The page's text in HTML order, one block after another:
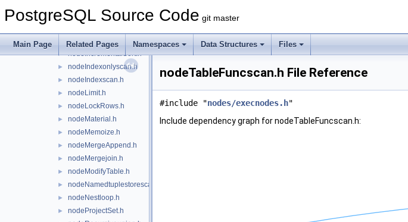
PostgreSQL Source Code git master
Main Page Related Pages Namespaces Data Structures Files
► nodeGroup.h
nodeHashjoin.h
► nodeIncrementalSort.h
► nodeIndexonlyscan.h
► nodeIndexscan.h
► nodeLimit.h
► nodeLockRows.h
► nodeMaterial.h
► nodeMemoize.h
► nodeMergeAppend.h
► nodeMergejoin.h
► nodeModifyTable.h
► nodeNamedtuplestorescan.h
► nodeNestloop.h
► nodeProjectSet.h
nodeTableFuncscan.h File Reference
#include "nodes/execnodes.h"
Include dependency graph for nodeTableFuncscan.h: